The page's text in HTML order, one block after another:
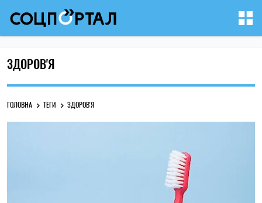
ЗДОРОВ'Я
ГОЛОВНА ТЕГИ ЗДОРОВ'Я